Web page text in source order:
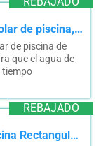
Amazon Basics - Cobertor solar de piscina, 4,57 m
de piscina de
que el agua de
tiempo
REBAJADO
INTEX 55269 - Cobertor Piscina Rectangular 400x200 cm | Cobertor Solar Piscina Rectangular...